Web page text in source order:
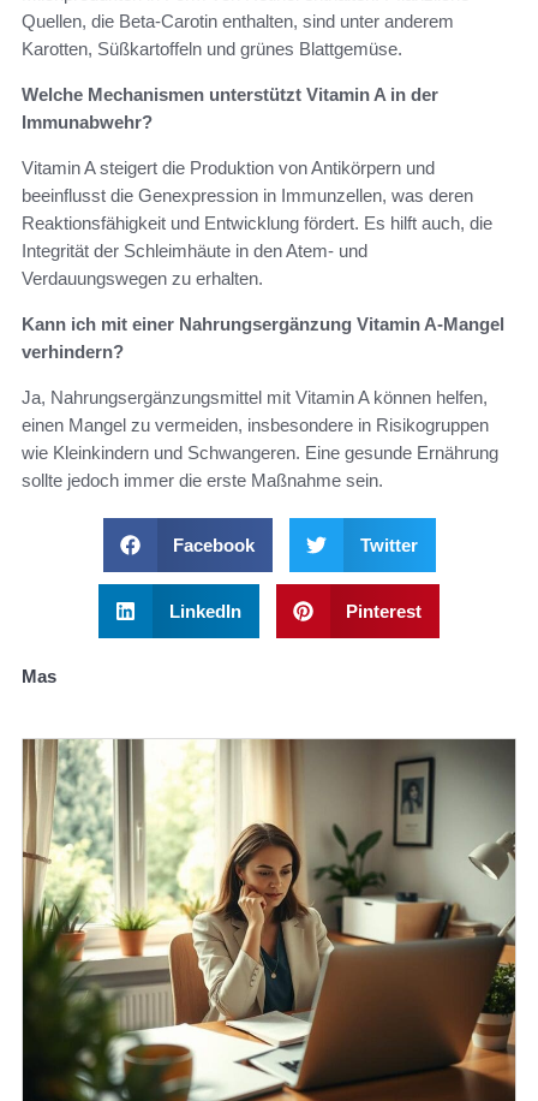
Quellen, die Beta-Carotin enthalten, sind unter anderem
Karotten, Süßkartoffeln und grünes Blattgemüse.
Welche Mechanismen unterstützt Vitamin A in der
Immunabwehr?
Vitamin A steigert die Produktion von Antikörpern und
beeinflusst die Genexpression in Immunzellen, was deren
Reaktionsfähigkeit und Entwicklung fördert. Es hilft auch, die
Integrität der Schleimhäute in den Atem- und
Verdauungswegen zu erhalten.
Kann ich mit einer Nahrungsergänzung Vitamin A-Mangel
verhindern?
Ja, Nahrungsergänzungsmittel mit Vitamin A können helfen,
einen Mangel zu vermeiden, insbesondere in Risikogruppen
wie Kleinkindern und Schwangeren. Eine gesunde Ernährung
sollte jedoch immer die erste Maßnahme sein.
Facebook Twitter
LinkedIn Pinterest
Mas